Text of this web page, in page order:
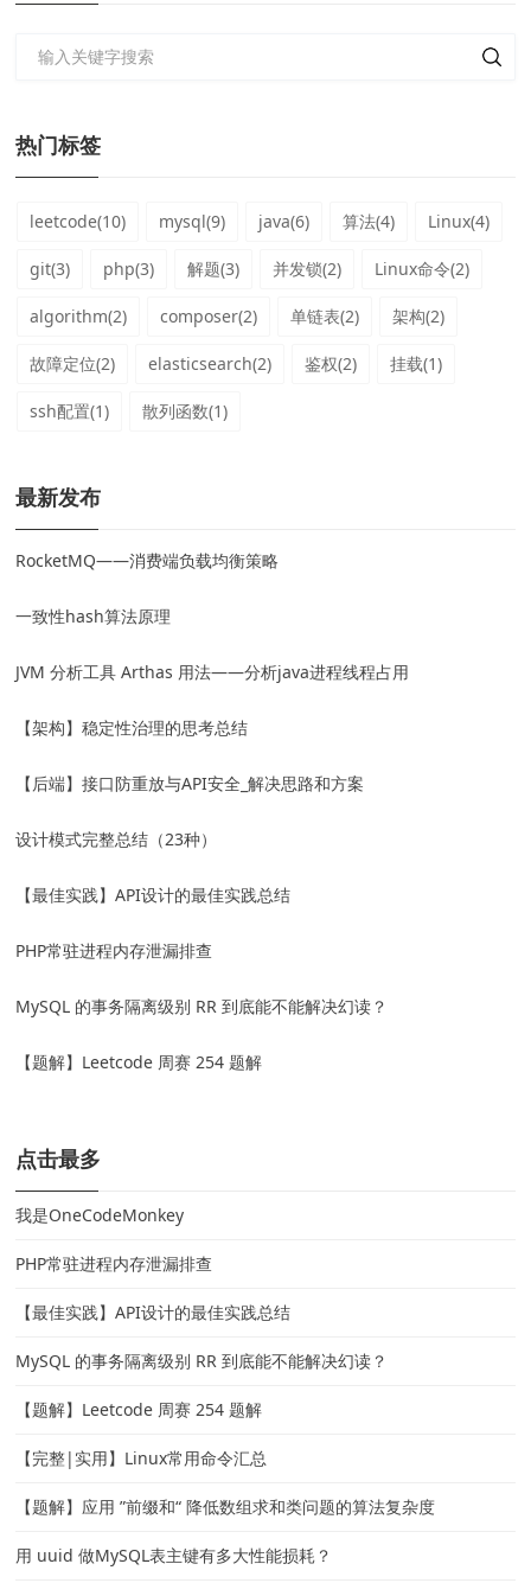
热门标签
leetcode(10) mysql(9) java(6) 算法(4) Linux(4)
git(3) php(3) 解题(3) 并发锁(2) Linux命令(2)
algorithm(2) composer(2) 单链表(2) 架构(2)
故障定位(2) elasticsearch(2) 鉴权(2) 挂载(1)
ssh配置(1) 散列函数(1)
最新发布
RocketMQ——消费端负载均衡策略
一致性hash算法原理
JVM 分析工具 Arthas 用法——分析java进程线程占用
【架构】稳定性治理的思考总结
【后端】接口防重放与API安全_解决思路和方案
设计模式完整总结（23种）
【最佳实践】API设计的最佳实践总结
PHP常驻进程内存泄漏排查
MySQL 的事务隔离级别 RR 到底能不能解决幻读？
【题解】Leetcode 周赛 254 题解
点击最多
我是OneCodeMonkey
PHP常驻进程内存泄漏排查
【最佳实践】API设计的最佳实践总结
MySQL 的事务隔离级别 RR 到底能不能解决幻读？
【题解】Leetcode 周赛 254 题解
【完整|实用】Linux常用命令汇总
【题解】应用 ”前缀和“ 降低数组求和类问题的算法复杂度
用 uuid 做MySQL表主键有多大性能损耗？